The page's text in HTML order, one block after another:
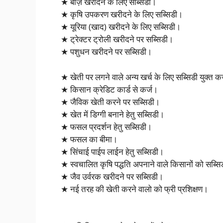
★ कृषि उपकरण खरीदने के लिए सब्सिडी।
★ यूरिया (खाद) खरीदने के लिए सब्सिडी।
★ ट्रेक्टर ट्रोली खरीदने पर सब्सिडी।
★ पशुधन खरीदने पर सब्सिडी।
★ खेती पर लगने वाले अन्य खर्च के लिए सब्सिडी युक्त
★ किसान क्रेडिट कार्ड से कर्ज।
★ जैविक खेती करने पर सब्सिडी।
★ खेत में डिग्गी बनाने हेतु सब्सिडी।
★ फसल प्रदर्शन हेतु सब्सिडी।
★ फसल का बीमा।
★ सिंचाई पाईप लाईन हेतु सब्सिडी।
★ स्वचालित कृषि पद्धति अपनाने वाले किसानों को
★ जैव उर्वरक खरीदने पर सब्सिडी।
★ नई तरह की खेती करने वालो को फ्री प्रशिक्षण।